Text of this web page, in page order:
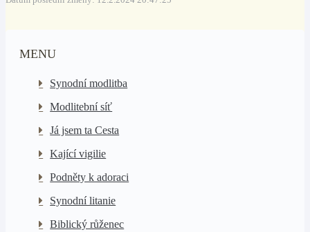
MENU
Synodní modlitba
Modlitební síť
Já jsem ta Cesta
Kající vigilie
Podněty k adoraci
Synodní litanie
Biblický růženec